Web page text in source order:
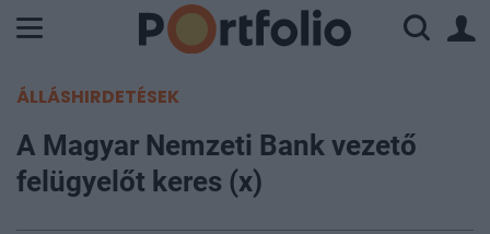
ÁLLÁSHIRDETÉSEK
A Magyar Nemzeti Bank vezető
felügyelőt keres (x)